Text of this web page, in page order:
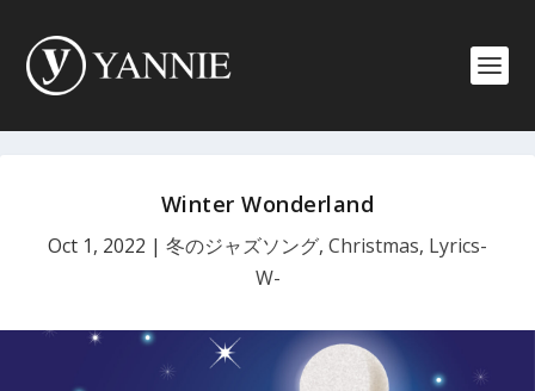
Winter Wonderland
Oct 1, 2022 | 冬のジャズソング, Christmas, Lyrics-
W-